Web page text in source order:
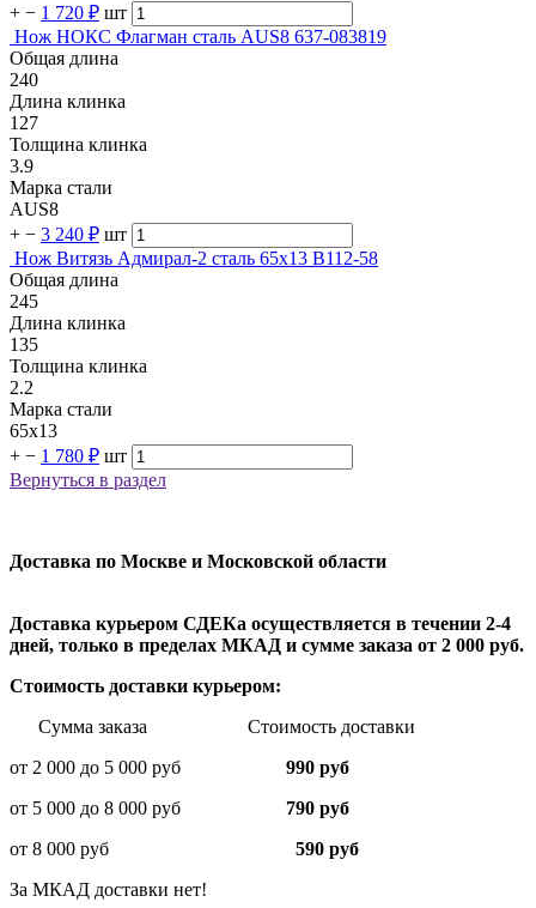
+ − 1 720 ₽ шт
Нож НОКС Флагман сталь AUS8 637-083819
Общая длина
240
Длина клинка
127
Толщина клинка
3.9
Марка стали
AUS8
+ − 3 240 ₽ шт
Нож Витязь Адмирал-2 сталь 65х13 B112-58
Общая длина
245
Длина клинка
135
Толщина клинка
2.2
Марка стали
65х13
+ − 1 780 ₽ шт
Вернуться в раздел
Доставка по Москве и Московской области
Доставка курьером СДЕКа осуществляется в течении 2-4
дней, только в пределах МКАД и сумме заказа от 2 000 руб.
Стоимость доставки курьером:
Сумма заказа Стоимость доставки
от 2 000 до 5 000 руб
990 руб
от 5 000 до 8 000 руб 790 руб
от 8 000 руб 590 руб
За МКАД доставки нет!